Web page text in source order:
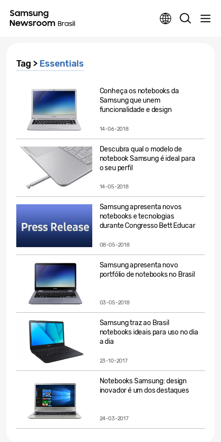
Tag > Essentials
Conheça os notebooks da
Samsung que unem
funcionalidade e design
14-06-2018
Descubra qual o modelo de
notebook Samsung é ideal para
o seu perfil
14-05-2018
Samsung apresenta novos
notebooks e tecnologias
durante Congresso Bett Educar
08-05-2018
Samsung apresenta novo
portfólio de notebooks no Brasil
03-05-2018
Samsung traz ao Brasil
notebooks ideais para uso no dia
a dia
23-10-2017
Notebooks Samsung: design
inovador é um dos destaques
24-03-2017